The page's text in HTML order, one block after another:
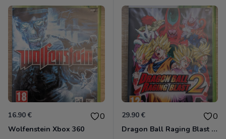
16.90 € 0
Wolfenstein Xbox 360
29.90 € 0
Dragon Ball Raging Blast 2 Xbox 360